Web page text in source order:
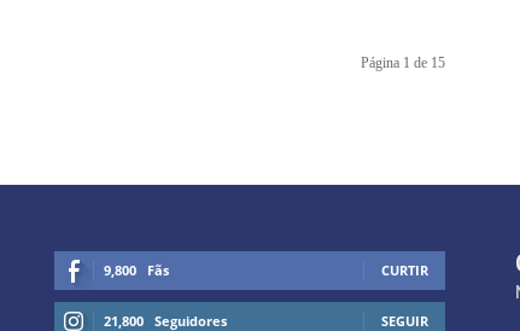
Página 1 de 15
9,800 Fãs CURTIR
21,800 Seguidores SEGUIR